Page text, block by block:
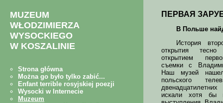
ПЕРВАЯ
В Польше
История
открытия
открытием
съемки с
Наш музей
польского
искали хотя бы